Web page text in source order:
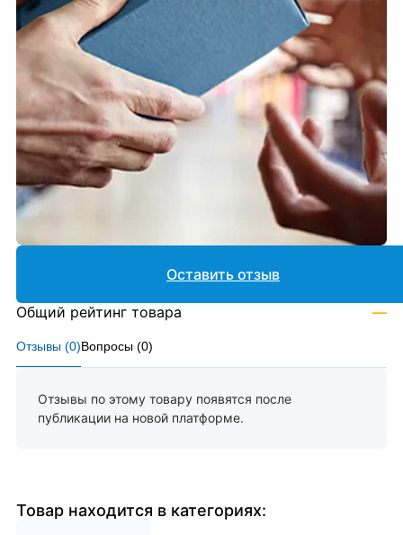
Отзывы (0)Вопросы (0)
Отзывы по этому товару появятся после
публикации на новой платформе.
Оставить отзыв
Общий рейтинг товара —
Товар находится в категориях: